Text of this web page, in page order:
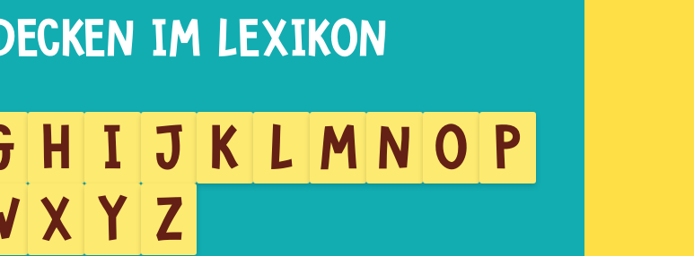
H I J K L M N O P
X Y Z